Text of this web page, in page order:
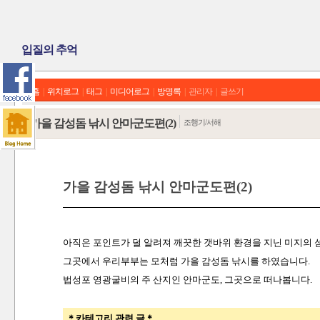
입질의 추억
홈 위치로그 태그 미디어로그 방명록 관리자 글쓰기
가을 감성돔 낚시 안마군도편(2) 조행기/서해
가을 감성돔 낚시 안마군도편(2)
아직은 포인트가 덜 알려져 깨끗한 갯바위 환경을 지닌 미지의
그곳에서 우리부부는 모처럼 가을 감성돔 낚시를 하였습니다.
법성포 영광굴비의 주 산지인 안마군도, 그곳으로 떠나봅니다.